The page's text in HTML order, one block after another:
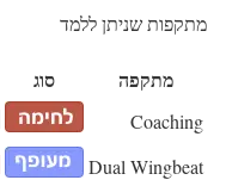
מתקפות שניתן ללמד
מתקפה סוג
Coaching
Dual Wingbeat